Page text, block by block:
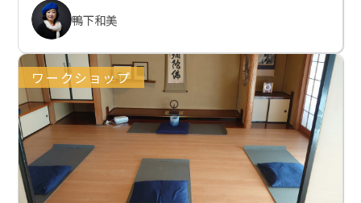
鴨下和美
ワークショップ